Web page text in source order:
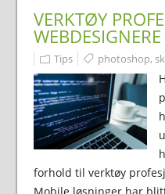
VERKTØY
Tips photoshop,
forhold til verktøy